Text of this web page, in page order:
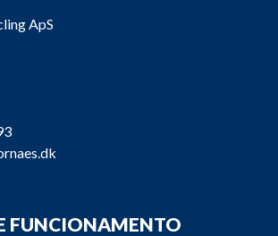
ApS
FUNCIONAMENTO